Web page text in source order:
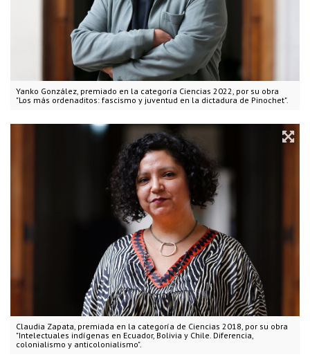
Yanko González, premiado en la categoría Ciencias 2022, por su obra
"Los más ordenaditos: fascismo y juventud en la dictadura de Pinochet".
Claudia Zapata, premiada en la categoría de Ciencias 2018, por su obra
"Intelectuales indígenas en Ecuador, Bolivia y Chile. Diferencia,
colonialismo y anticolonialismo".